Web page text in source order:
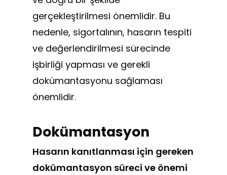
gerçekleştirilmesi önemlidir. Bu
nedenle, sigortalının, hasarın tespiti
ve değerlendirilmesi sürecinde
işbirliği yapması ve gerekli
dokümantasyonu sağlaması
önemlidir.
Dokümantasyon
Hasarın kanıtlanması için gereken
dokümantasyon süreci ve önemi